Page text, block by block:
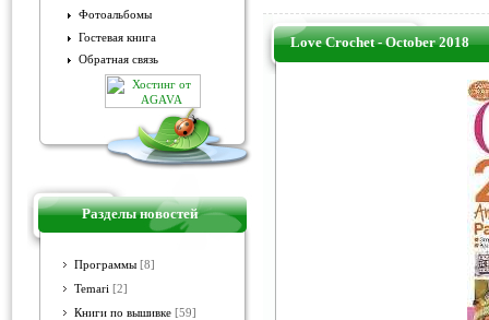
Фотоальбомы
Гостевая книга
Обратная связь
Разделы новостей
Программы [8]
Temari [2]
Книги по вышивке [59]
Love Crochet - October 2018